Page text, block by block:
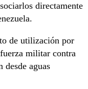
directamente
de utilización por
militar contra
desde aguas